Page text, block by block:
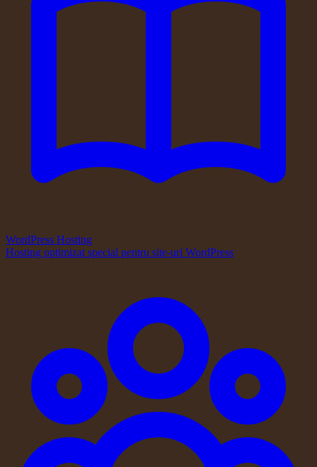
WordPress Hosting
Hosting optimizat special pentru site-uri WordPress